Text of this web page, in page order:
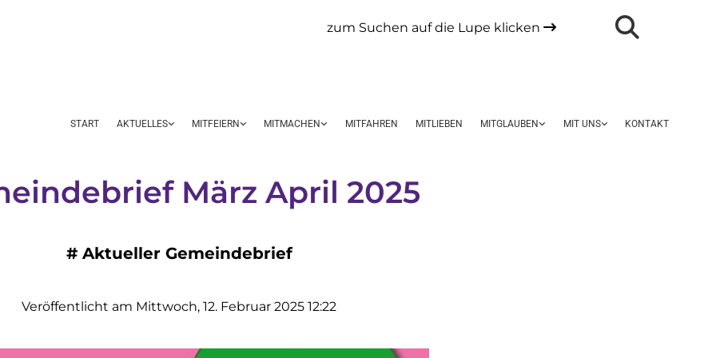
zum Suchen auf die Lupe klicken 
START AKTUELLES MITFEIERN MITMACHEN MITFAHREN MITLIEBEN MITGLAUBEN MIT UNS KONTAKT
März April 2025
# Aktueller Gemeindebrief
Veröffentlicht am Mittwoch, 12. Februar 2025 12:22